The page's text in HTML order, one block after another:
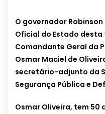
O governador
Oficial do Estado
Comandante Geral da
Osmar Maciel de
secretário-adjunto da
Segurança Pública e
Osmar Oliveira, tem 50